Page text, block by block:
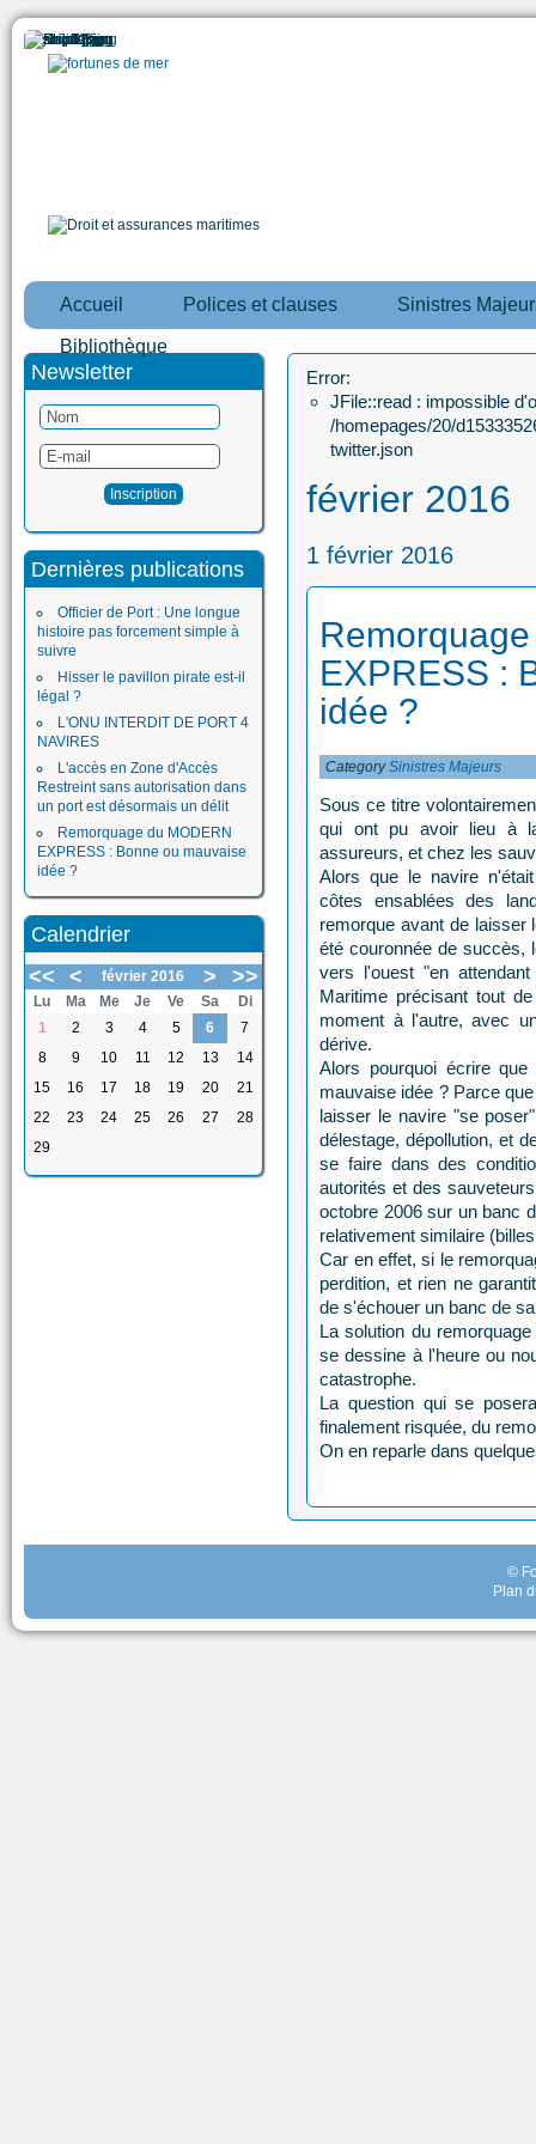
Accueil Polices et clauses Sinistres
Bibliothèque
Newsletter
Dernières publications
Officier de Port : Une longue
histoire pas forcement simple à
suivre
Hisser le pavillon pirate est-il
légal ?
L'ONU INTERDIT DE PORT 4
NAVIRES
L'accès en Zone d'Accès
Restreint sans autorisation dans
un port est désormais un délit
Remorquage du MODERN
EXPRESS : Bonne ou mauvaise
idée ?
Calendrier
<<
< février 2016 > >>
Lu Ma Me Je Ve Sa
Di
1
2 3 4 5 6
7
8
9 10 11 12 13
14
15
16 17 18 19 20
21
22
23 24 25 26 27
28
29
Error:
JFile::read : impossible
/homepages/20/
twitter.json
février 2016
1 février 2016
EXPRESS :
idée ?
CategorySinistres Majeurs
Sous ce titre
qui ont pu avoir lieu à
assureurs, et chez les
Alors que le navire
côtes ensablées des
remorque avant de laisser
été couronnée de succès,
vers l'ouest "en
Maritime précisant tout
moment à l'autre, avec
dérive.
Alors pourquoi écrire
mauvaise idée ? Parce
laisser le navire "se
délestage, dépollution, et
se faire dans des
autorités et des
octobre 2006 sur un banc
relativement similaire
Car en effet, si le
perdition, et rien ne
de s'échouer un banc de
La solution du
se dessine à l'heure ou
catastrophe.
La question qui se
finalement risquée, du
On en reparle dans
©
Plan